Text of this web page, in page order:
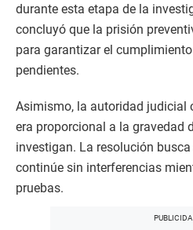
durante esta etapa de la
concluyó que la prisión
para garantizar el
pendientes.
Asimismo, la autoridad judicial
era proporcional a la gravedad
investigan. La resolución
continúe sin interferencias
pruebas.